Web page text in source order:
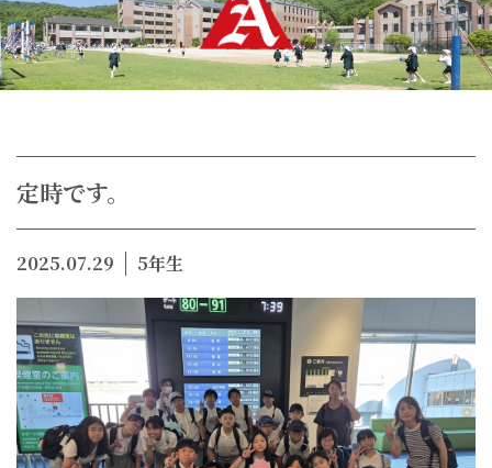
定時です。
2025.07.29 5年生